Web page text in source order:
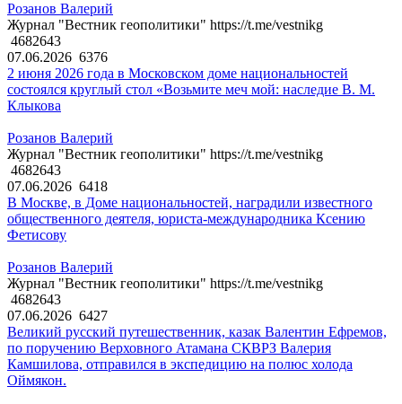
Розанов Валерий
Журнал "Вестник геополитики" https://t.me/vestnikg
4682643
07.06.2026 6376
2 июня 2026 года в Московском доме национальностей
состоялся круглый стол «Возьмите меч мой: наследие В. М.
Клыкова
Розанов Валерий
Журнал "Вестник геополитики" https://t.me/vestnikg
4682643
07.06.2026 6418
В Москве, в Доме национальностей, наградили известного
общественного деятеля, юриста-международника Ксению
Фетисову
Розанов Валерий
Журнал "Вестник геополитики" https://t.me/vestnikg
4682643
07.06.2026 6427
Великий русский путешественник, казак Валентин Ефремов,
по поручению Верховного Атамана СКВРЗ Валерия
Камшилова, отправился в экспедицию на полюс холода
Оймякон.